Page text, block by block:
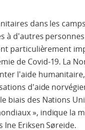
dans les
à d'autres
particulièrement
de Covid-19. La
l'aide
d'aide
biais des Nations
», indique la
Ine Eriksen Søreide.